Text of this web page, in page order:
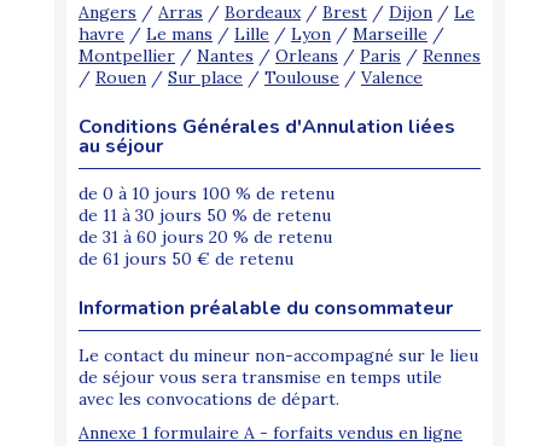
Angers / Arras / Bordeaux/ Brest / Dijon / Le
havre / Le mans / Lille / Lyon / Marseille /
Montpellier / Nantes / Orleans / Paris / Rennes
/ Rouen / Sur place / Toulouse / Valence
Conditions Générales d'Annulation liées
au séjour
de 0 à 10 jours 100 % de retenu
de 11 à 30 jours 50 % de retenu
de 31 à 60 jours 20 % de retenu
de 61 jours 50 € de retenu
Information préalable du consommateur
Le contact du mineur non-accompagné sur le lieu
de séjour vous sera transmise en temps utile
avec les convocations de départ.
Annexe 1 formulaire A - forfaits vendus en ligne